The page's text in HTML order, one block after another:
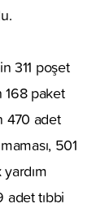
311 poşet
168 paket
470 adet
501
adet tıbbi